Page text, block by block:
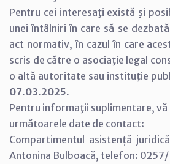
Pentru cei interesaţi există şi
unei întâlniri în care să se
act normativ, în cazul în care
scris de către o asociaţie legal
o altă autoritate sau instituţie
07.03.2025.
Pentru informaţii suplimentare, vă
următoarele date de contact:
Compartimentul asistență
Antonina Bulboacă, telefon: